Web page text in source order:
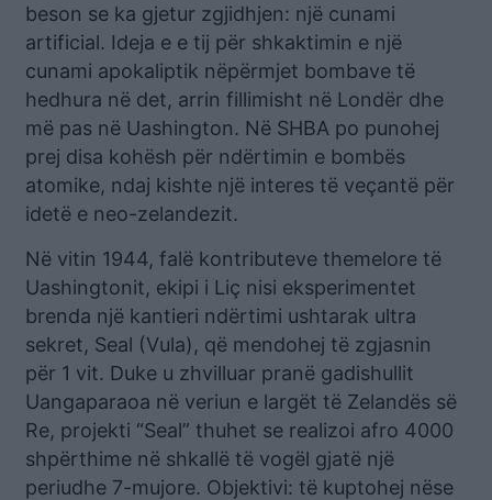
beson se ka gjetur zgjidhjen: një cunami
artificial. Ideja e e tij për shkaktimin e një
cunami apokaliptik nëpërmjet bombave të
hedhura në det, arrin fillimisht në Londër dhe
më pas në Uashington. Në SHBA po punohej
prej disa kohësh për ndërtimin e bombës
atomike, ndaj kishte një interes të veçantë për
idetë e neo-zelandezit.
Në vitin 1944, falë kontributeve themelore të
Uashingtonit, ekipi i Liç nisi eksperimentet
brenda një kantieri ndërtimi ushtarak ultra
sekret, Seal (Vula), që mendohej të zgjasnin
për 1 vit. Duke u zhvilluar pranë gadishullit
Uangaparaoa në veriun e largët të Zelandës së
Re, projekti “Seal” thuhet se realizoi afro 4000
shpërthime në shkallë të vogël gjatë një
periudhe 7-mujore. Objektivi: të kuptohej nëse